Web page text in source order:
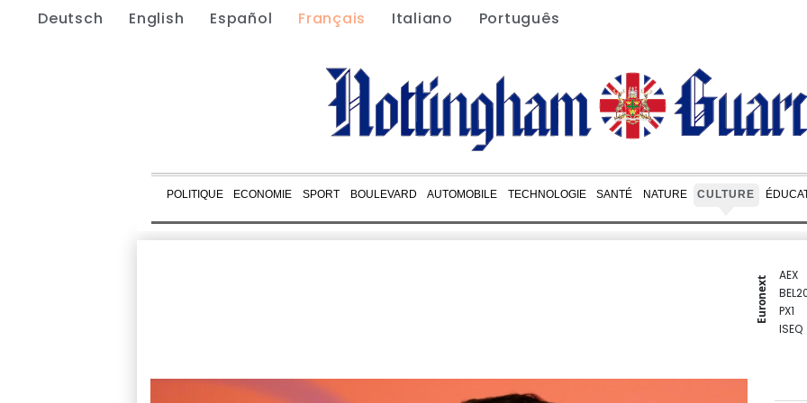
Deutsch English Español Français Italiano Português
POLITIQUE ECONOMIE SPORT BOULEVARD AUTOMOBILE TECHNOLOGIE SANTÉ NATURE CULTURE
Euronext
AEX
PX1
ISEQ